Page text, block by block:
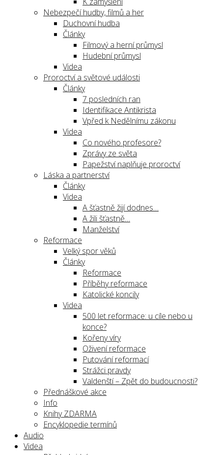
Nebezpečí hudby, filmů a her
Duchovní hudba
Články
Filmový a herní průmysl
Hudební průmysl
Videa
Proroctví a světové události
Články
7 posledních ran
Identifikace Antikrista
Vpřed k Nedělnímu zákonu
Videa
Co nového profesore?
Zprávy ze světa
Papežství naplňuje proroctví
Láska a partnerství
Články
Videa
A šťastně žijí dodnes…
A žili šťastně…
Manželství
Reformace
Velký spor věků
Články
Reformace
Příběhy reformace
Katolické koncily
Videa
500 let reformace: u cíle nebo u
konce?
Kořeny víry
Oživení reformace
Putování reformací
Strážci pravdy
Valdenští – Zpět do budoucnosti?
Přednáškové akce
Info
Knihy ZDARMA
Encyklopedie termínů
Audio
Videa